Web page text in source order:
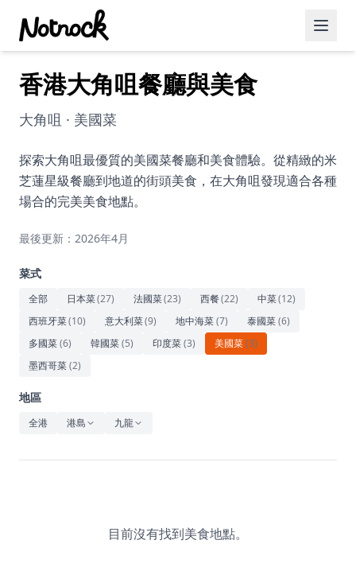
精選活動
博客文章
約會好去處
美食佳餚
藝術文化
休閒
音樂
香港大角咀餐廳與美食
大角咀 · 美國菜
探索大角咀最優質的美國菜餐廳和美食體驗。從精緻的米
芝蓮星級餐廳到地道的街頭美食，在大角咀發現適合各種
場合的完美美食地點。
最後更新：2026年4月
菜式
全部 日本菜(27) 法國菜(23) 西餐(22) 中菜(12)
西班牙菜(10) 意大利菜(9) 地中海菜(7) 泰國菜(6)
多國菜(6) 韓國菜(5) 印度菜(3) 美國菜(3)
墨西哥菜(2)
地區
全港 港島 九龍
目前沒有找到美食地點。